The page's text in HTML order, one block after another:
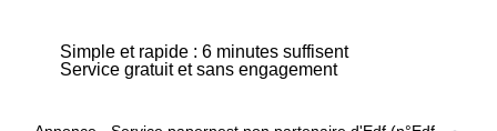
Simple et rapide : 6 minutes suffisent
Service gratuit et sans engagement